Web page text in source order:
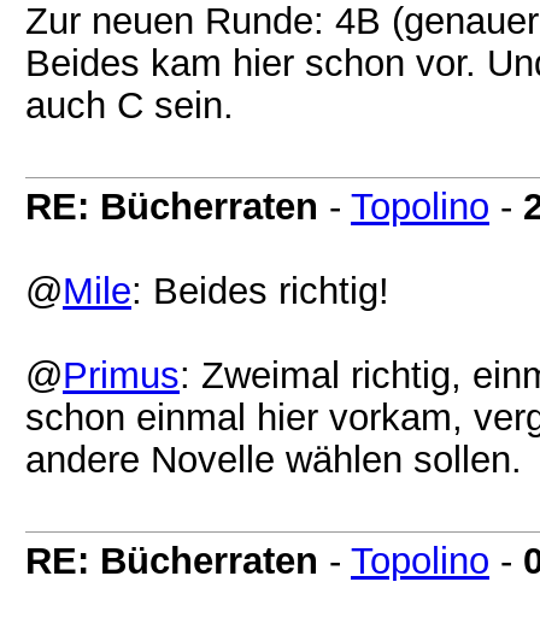
Zur neuen Runde: 4B
Beides kam hier schon vor.
auch C sein.
RE: Bücherraten - Topolino -
@Mile: Beides richtig!
@Primus: Zweimal richtig,
schon einmal hier vorkam,
andere Novelle wählen sollen.
RE: Bücherraten - Topolino -